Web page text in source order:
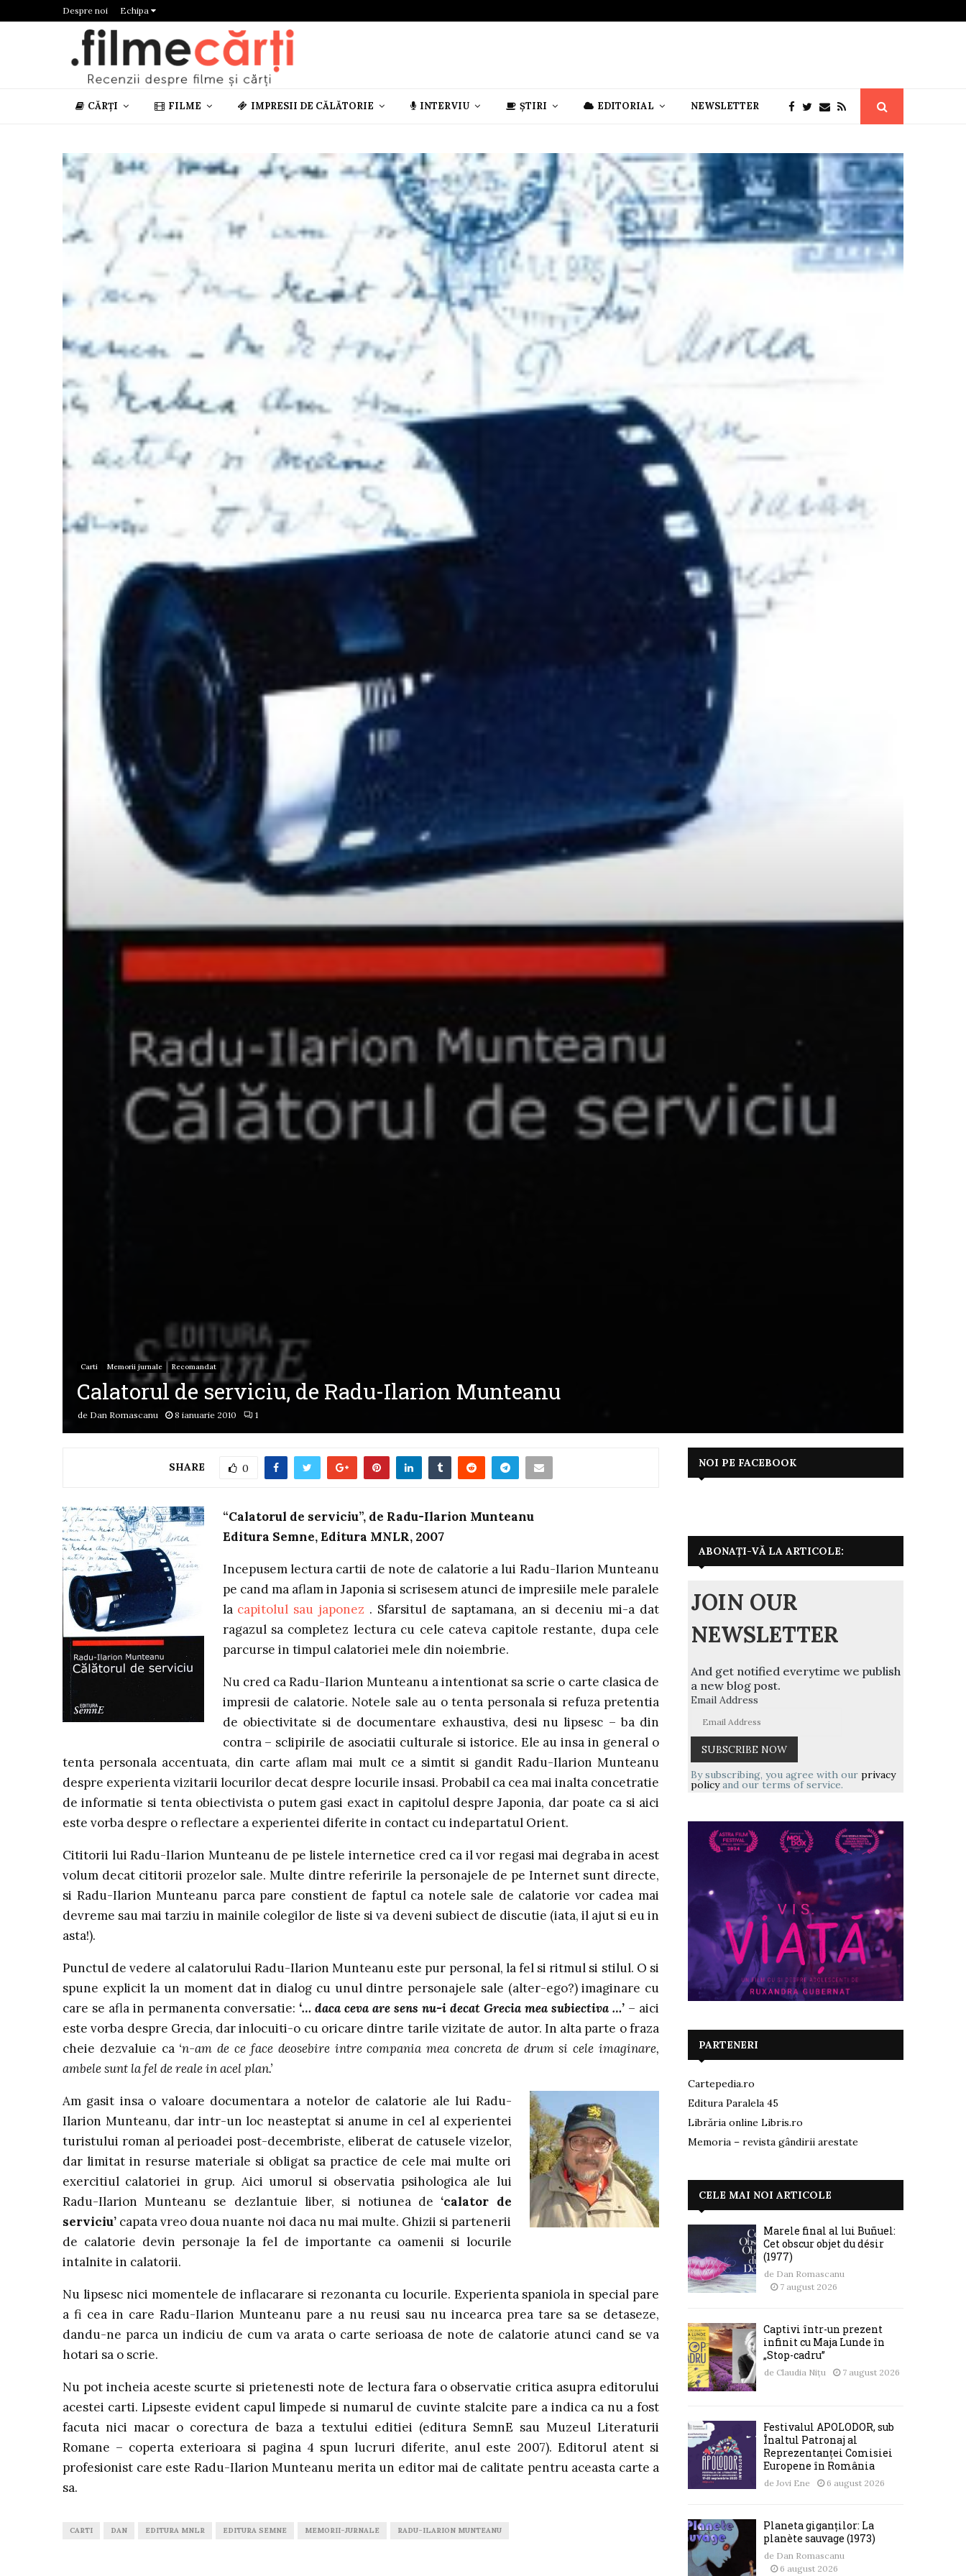
Despre noi Echipa
CĂRȚI FILME IMPRESII DE CĂLĂTORIE INTERVIU ȘTIRI EDITORIAL NEWSLETTER
Carti Memorii jurnale Recomandat
Calatorul de serviciu, de Radu-Ilarion Munteanu
de Dan Romascanu 8 ianuarie 2010 1
SHARE 0
“Calatorul de serviciu”, de Radu-Ilarion Munteanu
Editura Semne, Editura MNLR, 2007
Incepusem lectura cartii de note de calatorie a lui Radu-Ilarion Munteanu
pe cand ma aflam in Japonia si scrisesem atunci de impresiile mele paralele
la capitolul sau japonez . Sfarsitul de saptamana, an si deceniu mi-a dat
ragazul sa completez lectura cu cele cateva capitole restante, dupa cele
parcurse in timpul calatoriei mele din noiembrie.
Nu cred ca Radu-Ilarion Munteanu a intentionat sa scrie o carte clasica de
impresii de calatorie. Notele sale au o tenta personala si refuza pretentia
de obiectivitate si de documentare exhaustiva, desi nu lipsesc – ba din
contra – sclipirile de asociatii culturale si istorice. Ele au insa in general o
tenta personala accentuata, din carte aflam mai mult ce a simtit si gandit Radu-Ilarion Munteanu
despre experienta vizitarii locurilor decat despre locurile insasi. Probabil ca cea mai inalta concetratie
de informatie si tenta obiectivista o putem gasi exact in capitolul despre Japonia, dar poate ca si aici
este vorba despre o reflectare a experientei diferite in contact cu indepartatul Orient.
Cititorii lui Radu-Ilarion Munteanu de pe listele internetice cred ca il vor regasi mai degraba in acest
volum decat cititorii prozelor sale. Multe dintre referirile la personajele de pe Internet sunt directe,
si Radu-Ilarion Munteanu parca pare constient de faptul ca notele sale de calatorie vor cadea mai
devreme sau mai tarziu in mainile colegilor de liste si va deveni subiect de discutie (iata, il ajut si eu in
asta!).
Punctul de vedere al calatorului Radu-Ilarion Munteanu este pur personal, la fel si ritmul si stilul. O si
spune explicit la un moment dat in dialog cu unul dintre personajele sale (alter-ego?) imaginare cu
care se afla in permanenta conversatie: ‘… daca ceva are sens nu-i decat Grecia mea subiectiva …’ – aici
este vorba despre Grecia, dar inlocuiti-o cu oricare dintre tarile vizitate de autor. In alta parte o fraza
cheie dezvaluie ca‘n-am de ce face deosebire intre compania mea concreta de drum si cele imaginare,
ambele sunt la fel de reale in acel plan.’
Am gasit insa o valoare documentara a notelor de calatorie ale lui Radu-
Ilarion Munteanu, dar intr-un loc neasteptat si anume in cel al experientei
turistului roman al perioadei post-decembriste, eliberat de catusele vizelor,
dar limitat in resurse materiale si obligat sa practice de cele mai multe ori
exercitiul calatoriei in grup. Aici umorul si observatia psihologica ale lui
Radu-Ilarion Munteanu se dezlantuie liber, si notiunea de ‘calator de
serviciu’ capata vreo doua nuante noi daca nu mai multe. Ghizii si partenerii
de calatorie devin personaje la fel de importante ca oamenii si locurile
intalnite in calatorii.
Nu lipsesc nici momentele de inflacarare si rezonanta cu locurile. Experienta spaniola in special pare
a fi cea in care Radu-Ilarion Munteanu pare a nu reusi sau nu incearca prea tare sa se detaseze,
dandu-ne parca un indiciu de cum va arata o carte serioasa de note de calatorie atunci cand se va
hotari sa o scrie.
Nu pot incheia aceste scurte si prietenesti note de lectura fara o observatie critica asupra editorului
acestei carti. Lipseste evident capul limpede si numarul de cuvinte stalcite pare a indica ca nu a fost
facuta nici macar o corectura de baza a textului editiei (editura SemnE sau Muzeul Literaturii
Romane – coperta exterioara si pagina 4 spun lucruri diferite, anul este 2007). Editorul atent si
profesionist care este Radu-Ilarion Munteanu merita un editor mai de calitate pentru aceasta carte a
sa.
CARTI DAN EDITURA MNLR EDITURA SEMNE MEMORII-JURNALE RADU-ILARION MUNTEANU
NOI PE FACEBOOK
ABONAȚI-VĂ LA ARTICOLE:
JOIN OUR
NEWSLETTER
And get notified everytime we publish
a new blog post.
Email Address
By subscribing, you agree with our privacy
policyand our terms of service.
PARTENERI
Cartepedia.ro
Editura Paralela 45
Librăria online Libris.ro
Memoria – revista gândirii arestate
CELE MAI NOI ARTICOLE
Marele final al lui Buñuel:
Cet obscur objet du désir
(1977)
de Dan Romascanu
7 august 2026
Captivi într-un prezent
infinit cu Maja Lunde în
„Stop-cadru”
de Claudia Nițu 7 august 2026
Festivalul APOLODOR, sub
Înaltul Patronaj al
Reprezentanței Comisiei
Europene în România
de Jovi Ene 6 august 2026
Planeta giganților: La
planète sauvage (1973)
de Dan Romascanu
6 august 2026